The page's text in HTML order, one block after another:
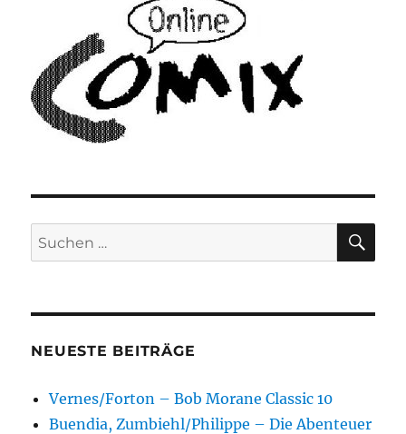
Suchen
nach:
NEUESTE BEITRÄGE
Vernes/Forton – Bob Morane Classic 10
Buendia, Zumbiehl/Philippe – Die Abenteuer